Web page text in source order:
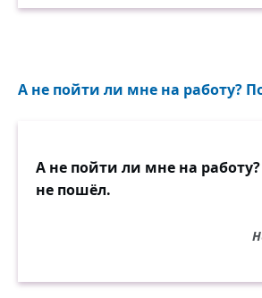
А не пойти ли мне на работу?
А не пойти ли мне на
не пошёл.